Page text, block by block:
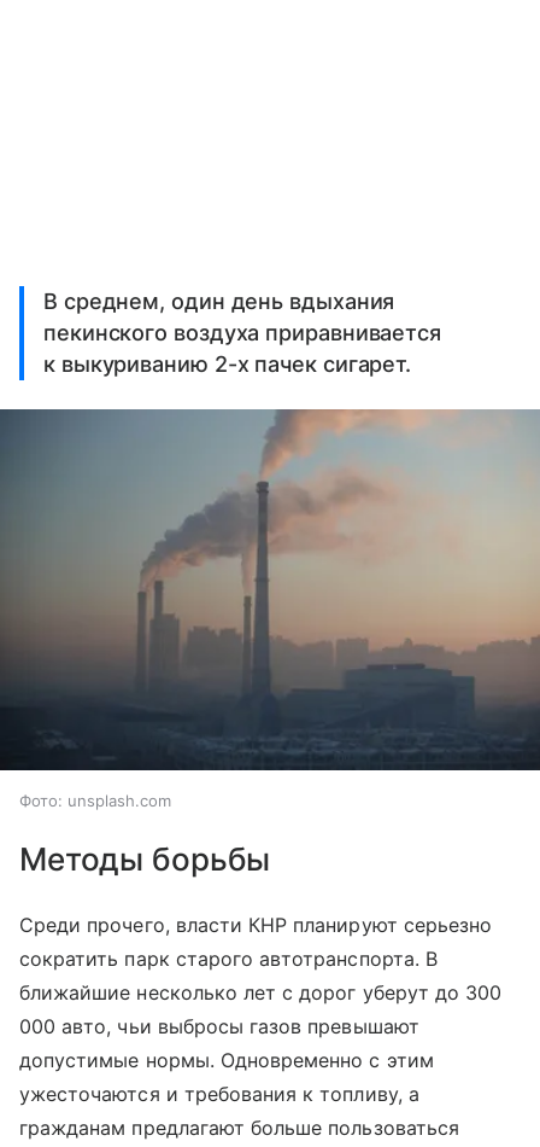
В среднем, один день вдыхания
пекинского воздуха приравнивается
к выкуриванию 2-х пачек сигарет.
Фото: unsplash.com
Методы борьбы
Среди прочего, власти КНР планируют серьезно
сократить парк старого автотранспорта. В
ближайшие несколько лет с дорог уберут до 300
000 авто, чьи выбросы газов превышают
допустимые нормы. Одновременно с этим
ужесточаются и требования к топливу, а
гражданам предлагают больше пользоваться